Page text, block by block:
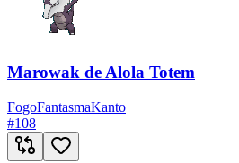
Marowak de Alola Totem
FogoFantasmaKanto
#108